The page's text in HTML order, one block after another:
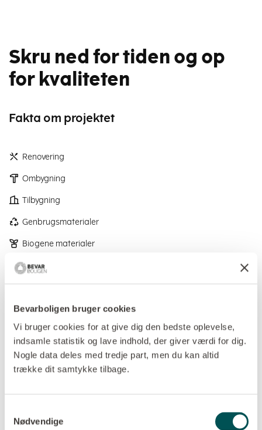
Bevarboligen bruger cookies
Vi bruger cookies for at give dig den bedste oplevelse,
indsamle statistik og lave indhold, der giver værdi for dig.
Nogle data deles med tredje part, men du kan altid
trække dit samtykke tilbage.
Nødvendige
Skru ned for tiden og op
for kvaliteten
Fakta om projektet
Renovering
Ombygning
Tilbygning
Genbrugsmaterialer
Biogene materialer
Bedre indeklima og boligkvalitet
Fleksibel bolig
Projektet indsendes som et eksempel på, hvordan man
kan arbejde med sin bolig strakt ud over tid. Vi har en
her og tilgangen diskuteres det, om man som privat
forbruger kan også kan opnå mere bæredygtige